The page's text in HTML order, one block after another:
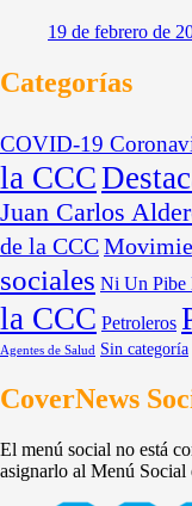
19 de febrero de
Categorías
COVID-19
la CCC
Juan Carlos
de la CCC
sociales Ni Un Pibe
la CCC Petroleros
Agentes de Salud
Sin categoría
CoverNews
El menú social no está
asignarlo al Menú Social